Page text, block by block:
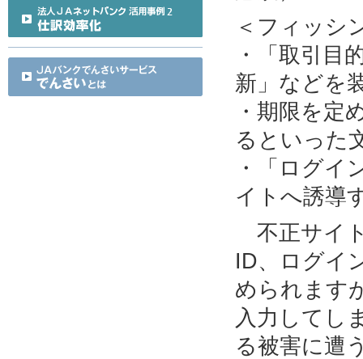
＜フィッシ
・「取引目
新」などを
・期限を定
るといった
・「ログイ
イトへ誘導
不正サイ
ID、ログイ
められます
入力してし
る被害に遭